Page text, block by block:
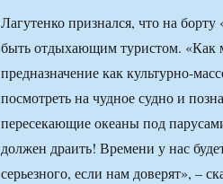
Лагутенко признался, что на
быть отдыхающим туристом. «Как
предназначение как культурно-
посмотреть на чудное судно и
пересекающие океаны под
должен драить! Времени у нас
серьезного, если нам доверят», –